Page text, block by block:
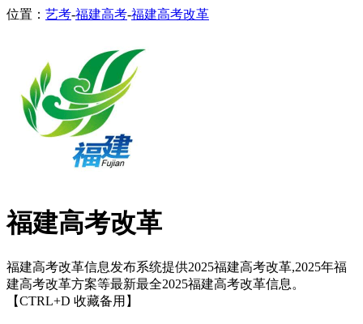
位置： 艺考-福建高考-福建高考改革
福建高考改革
福建高考改革信息发布系统提供2025福建高考改革,2025年福
建高考改革方案等最新最全2025福建高考改革信息。
【CTRL+D 收藏备用】